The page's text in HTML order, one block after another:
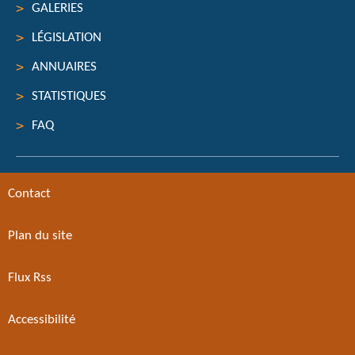
GALERIES
LÉGISLATION
ANNUAIRES
STATISTIQUES
FAQ
Contact
Plan du site
Flux Rss
Accessibilité